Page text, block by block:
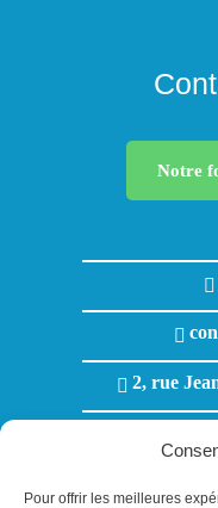
Pour offrir les meilleures
Notre
2, rue
Vendredi :